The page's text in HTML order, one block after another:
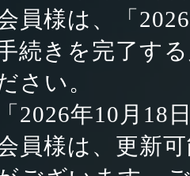
員様は、「
続きを完了す
さい。
2026年10月18
員様は、更新